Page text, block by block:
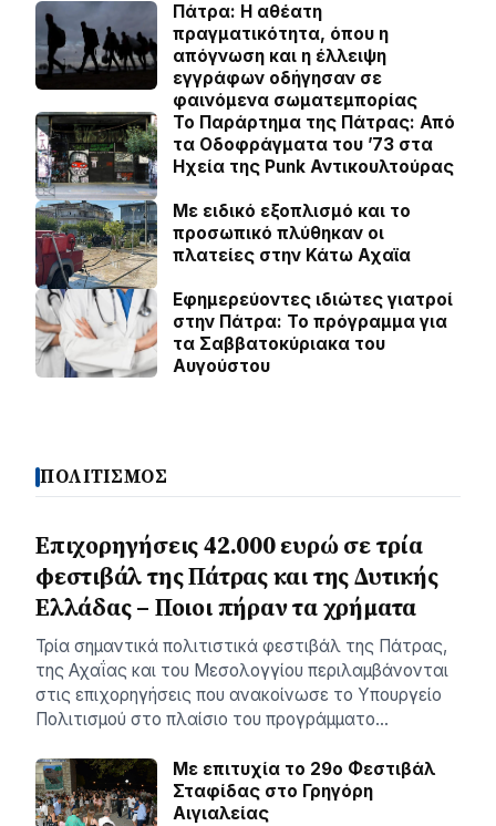
Πάτρα: Η αθέατη
πραγματικότητα, όπου η
απόγνωση και η έλλειψη
εγγράφων οδήγησαν σε
φαινόμενα σωματεμπορίας
Το Παράρτημα της Πάτρας: Από
τα Οδοφράγματα του ’73 στα
Ηχεία της Punk Αντικουλτούρας
Με ειδικό εξοπλισμό και το
προσωπικό πλύθηκαν οι
πλατείες στην Κάτω Αχαϊα
Εφημερεύοντες ιδιώτες γιατροί
στην Πάτρα: Το πρόγραμμα για
τα Σαββατοκύριακα του
Αυγούστου
ΠΟΛΙΤΙΣΜΟΣ
Επιχορηγήσεις 42.000 ευρώ σε τρία
φεστιβάλ της Πάτρας και της Δυτικής
Ελλάδας – Ποιοι πήραν τα χρήματα
Τρία σημαντικά πολιτιστικά φεστιβάλ της Πάτρας,
της Αχαΐας και του Μεσολογγίου περιλαμβάνονται
στις επιχορηγήσεις που ανακοίνωσε το Υπουργείο
Πολιτισμού στο πλαίσιο του προγράμματο…
Με επιτυχία το 29ο Φεστιβάλ
Σταφίδας στο Γρηγόρη
Aιγιαλείας